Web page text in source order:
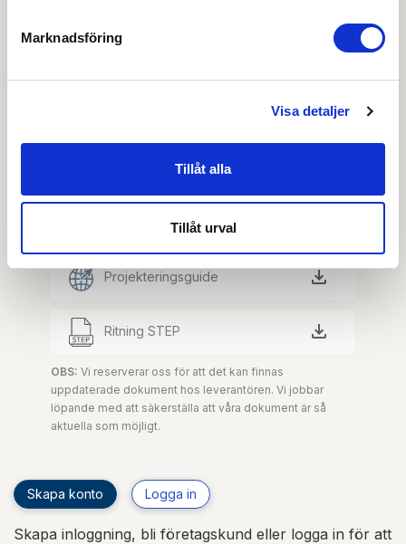
Marknadsföring
Visa detaljer
Tillåt alla
Tillåt urval
Produktblad
Produktkatalog
Projekteringsguide
Ritning STEP
OBS: Vi reserverar oss för att det kan finnas
uppdaterade dokument hos leverantören. Vi jobbar
löpande med att säkerställa att våra dokument är så
aktuella som möjligt.
Skapa konto Logga in
Skapa inloggning, bli företagskund eller logga in för att